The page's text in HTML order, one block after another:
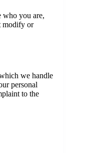
who you are,
modify or
we handle
personal
to the